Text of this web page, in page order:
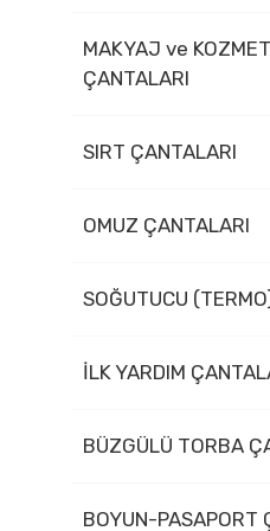
MAKYAJ ve
ÇANTALARI
SIRT ÇANTALARI
OMUZ ÇANTALARI
SOĞUTUCU
İLK YARDIM
BÜZGÜLÜ TORBA
BOYUN-PASAPORT